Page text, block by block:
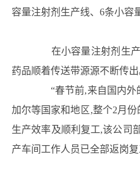
容量注射剂生产线、6条小容
在小容量注射剂生产
药品顺着传送带源源不断传出
“春节前,来自国内外的
加尔等国家和地区,整个2月
生产效率及顺利复工,该公司
产车间工作人员已全部返岗